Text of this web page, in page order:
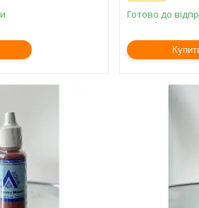
Готово до